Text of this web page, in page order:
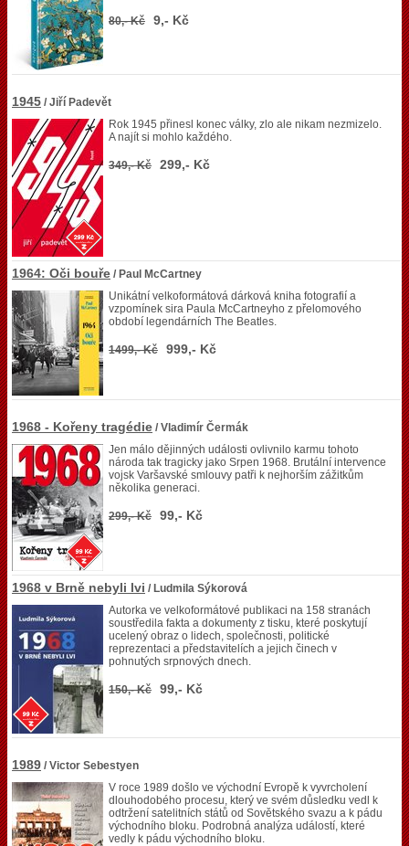
80,- Kč 9,- Kč
1945 / Jiří Padevět
Rok 1945 přinesl konec války, zlo ale nikam nezmizelo.
A najít si mohlo každého.
349,- Kč 299,- Kč
1964: Oči bouře / Paul McCartney
Unikátní velkoformátová dárková kniha fotografií a
vzpomínek sira Paula McCartneyho z přelomového
období legendárních The Beatles.
1499,- Kč 999,- Kč
1968 - Kořeny tragédie / Vladimír Čermák
Jen málo dějinných události ovlivnilo karmu tohoto
národa tak tragicky jako Srpen 1968. Brutální intervence
vojsk Varšavské smlouvy patři k nejhorším zážitkům
několika generaci.
299,- Kč 99,- Kč
1968 v Brně nebyli lvi / Ludmila Sýkorová
Autorka ve velkoformátové publikaci na 158 stranách
soustředila fakta a dokumenty z tisku, které poskytují
ucelený obraz o lidech, společnosti, politické
reprezentaci a představitelích a jejich činech v
pohnutých srpnových dnech.
150,- Kč 99,- Kč
1989 / Victor Sebestyen
V roce 1989 došlo ve východní Evropě k vyvrcholení
dlouhodobého procesu, který ve svém důsledku vedl k
odtržení satelitních států od Sovětského svazu a k pádu
východního bloku. Podrobná analýza událostí, které
vedly k pádu východního bloku.